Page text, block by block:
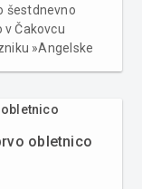
šestdnevno
v Čakovcu
»Angelske
obletnico